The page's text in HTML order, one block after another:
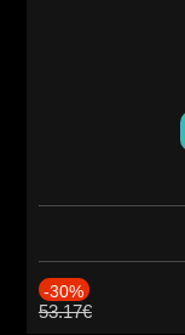
-30%
53.17€